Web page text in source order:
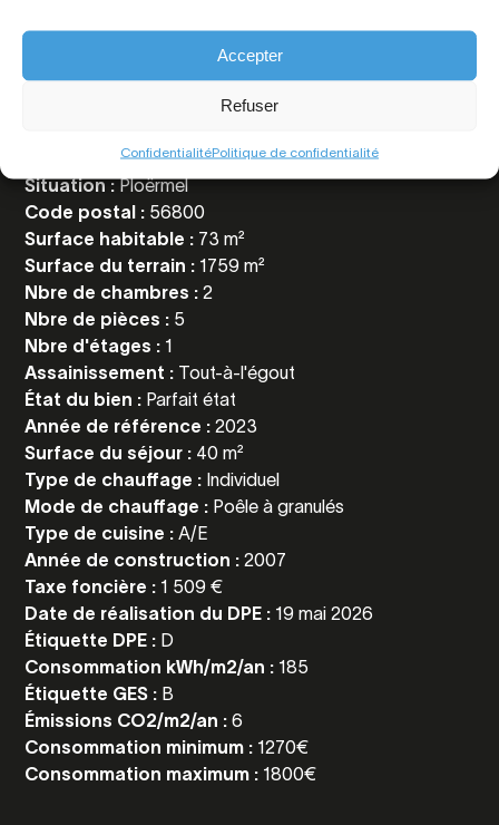
Accepter
Refuser
ConfidentialitéPolitique de confidentialité
Toutes lesinformations
420 000 € FAI
Situation :Ploërmel
Code postal : 56800
Surface habitable : 73 m²
Surface du terrain : 1759 m²
Nbre de chambres :2
Nbre de pièces : 5
Nbre d'étages : 1
Assainissement : Tout-à-l'égout
État du bien : Parfait état
Année de référence :2023
Surface du séjour : 40 m²
Type de chauffage : Individuel
Mode de chauffage : Poêle à granulés
Type de cuisine :A/E
Année de construction :2007
Taxe foncière : 1 509 €
Date de réalisation du DPE : 19 mai 2026
Étiquette DPE : D
Consommation kWh/m2/an : 185
Étiquette GES : B
Émissions CO2/m2/an :6
Consommation minimum : 1270€
Consommation maximum : 1800€